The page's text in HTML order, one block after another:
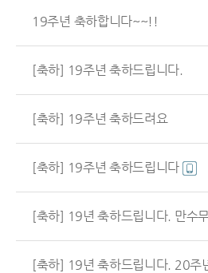
19주년 축하합니다~~!!
[축하] 19주년 축하드립니다.
[축하] 19주년 축하드려요
[축하] 19주년 축하드립니다
[축하] 19년 축하드립니다. 만수
[축하] 19년 축하드립니다. 20주